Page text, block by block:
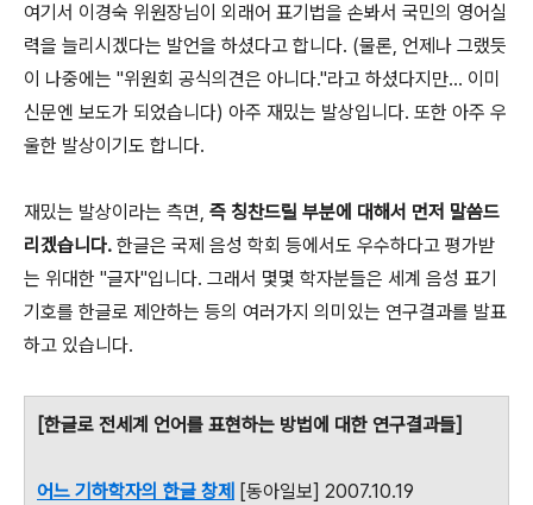
여기서 이경숙 위원장님이 외래어 표기법을 손봐서 국민의 영어실
력을 늘리시겠다는 발언을 하셨다고 합니다. (물론, 언제나 그랬듯
이 나중에는 "위원회 공식의견은 아니다."라고 하셨다지만... 이미
신문엔 보도가 되었습니다) 아주 재밌는 발상입니다. 또한 아주 우
울한 발상이기도 합니다.
재밌는 발상이라는 측면, 즉 칭찬드릴 부분에 대해서 먼저 말씀드
리겠습니다. 한글은 국제 음성 학회 등에서도 우수하다고 평가받
는 위대한 "글자"입니다. 그래서 몇몇 학자분들은 세계 음성 표기
기호를 한글로 제안하는 등의 여러가지 의미있는 연구결과를 발표
하고 있습니다.
[한글로 전세계 언어를 표현하는 방법에 대한 연구결과들]
어느 기하학자의 한글 창제 [동아일보] 2007.10.19